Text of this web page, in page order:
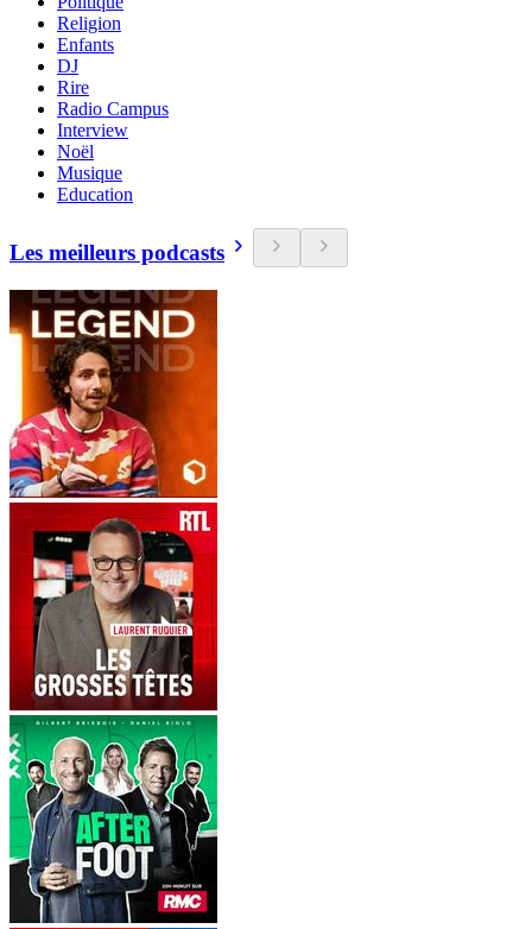
Religion
Enfants
DJ
Rire
Radio Campus
Interview
Noël
Musique
Education
Les meilleurs podcasts